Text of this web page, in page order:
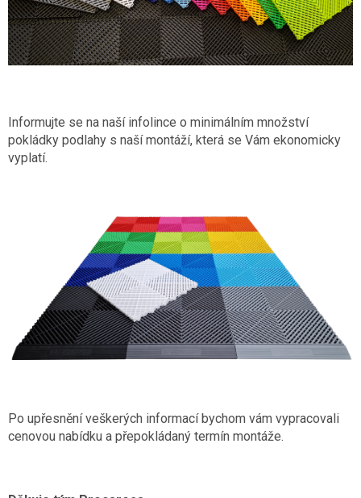
Informujte se na naší infolince o minimálním množství
pokládky podlahy s naší montáží, která se Vám ekonomicky
vyplatí.
Po upřesnění veškerých informací bychom vám vypracovali
cenovou nabídku a přepokládaný termín montáže.